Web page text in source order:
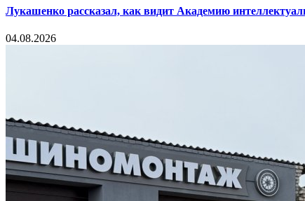
Лукашенко рассказал, как видит Академию
04.08.2026